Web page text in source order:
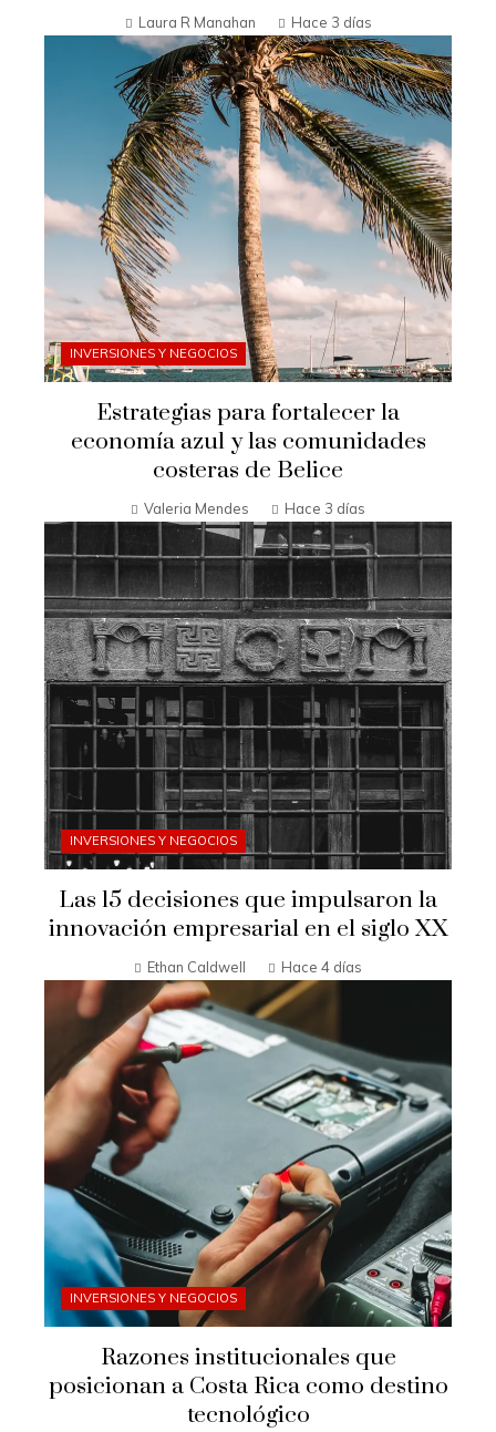
Laura R Manahan Hace 3 días
INVERSIONES Y NEGOCIOS
Estrategias para fortalecer la
economía azul y las comunidades
costeras de Belice
Valeria Mendes Hace 3 días
INVERSIONES Y NEGOCIOS
Las 15 decisiones que impulsaron la
innovación empresarial en el siglo XX
Ethan Caldwell Hace 4 días
INVERSIONES Y NEGOCIOS
Razones institucionales que
posicionan a Costa Rica como destino
tecnológico